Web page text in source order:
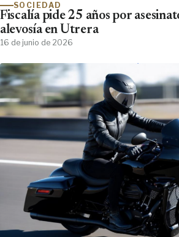
SOCIEDAD
Fiscalía pide 25 años por
alevosía en Utrera
16 de junio de 2026